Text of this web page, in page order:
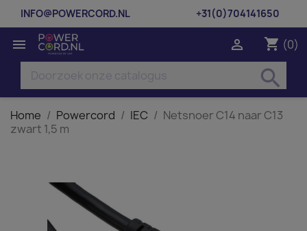
INFO@POWERCORD.NL +31(0)704141650
 shopping_cart (0)

search
Home Powercord IEC
Netsnoer C14 naar C13
zwart 1,5 m